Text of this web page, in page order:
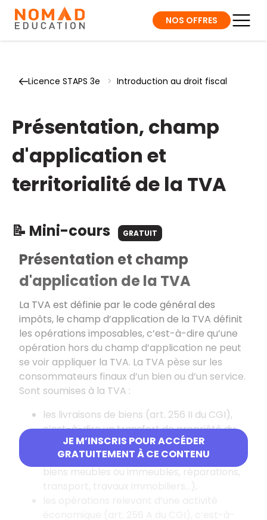
NOS OFFRES
Licence STAPS 3e > Introduction au droit fiscal
Présentation, champ
d'application et
territorialité de la TVA
📝 Mini-cours GRATUIT
JE M’INSCRIS POUR ACCÉDER
GRATUITEMENT À CE CONTENU
Présentation et champ
d'application de la TVA
La TVA est définie par le code général des
impôts, le champ d’application de la TVA définit
les opérations imposables, c’est-à-dire qu’une
opération hors du champ d’application ne peut
se voir appliquer la TVA. La TVA pèse sur les
consommateurs finaux d’un bien ou d’un service.
Sont soumises à la TVA :
les livraisons de biens (art. 256 II du CGI),
c’est-à-dire un transfert de propriété du
bien meuble corporel,
les prestations de services (location de
biens meubles ou immeubles, réparations,